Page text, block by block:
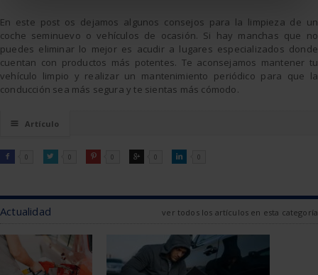
En este post os dejamos algunos consejos para la limpieza de un
coche seminuevo o vehículos de ocasión. Si hay manchas que no
puedes eliminar lo mejor es acudir a lugares especializados donde
cuentan con productos más potentes. Te aconsejamos mantener tu
vehículo limpio y realizar un mantenimiento periódico para que la
conducción sea más segura y te sientas más cómodo.
☰ Artículo

FACEBOOK
0 
TWITTER0 
PINTEREST
0 
GOOGLE0 
LINKEDIN
0
Actualidad ver todos los artículos en esta categoría